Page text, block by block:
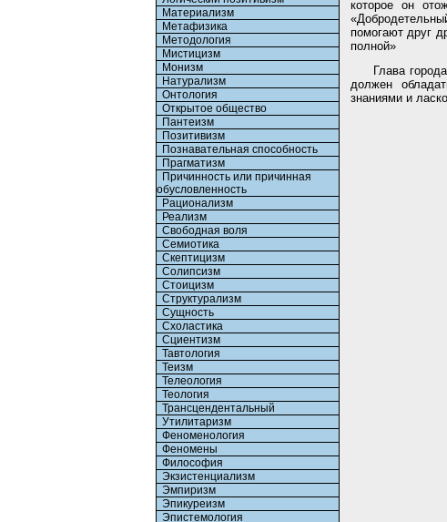
Материализм
Метафизика
Методология
Мистицизм
Монизм
Натурализм
Онтология
Открытое общество
Пантеизм
Позитивизм
Познавательная способность
Прагматизм
Причинность или причинная
обусловленность
Рационализм
Реализм
Свободная воля
Семиотика
Скептицизм
Солипсизм
Стоицизм
Структурализм
Сущность
Схоластика
Сциентизм
Тавтология
Теизм
Телеология
Теология
Трансцендентальный
Утилитаризм
Феноменология
Феномены
Философия
Экзистенциализм
Эмпиризм
Эпикуреизм
Эпистемология
которое он
помогают друг
полной»
Глава
должен
знаниями и